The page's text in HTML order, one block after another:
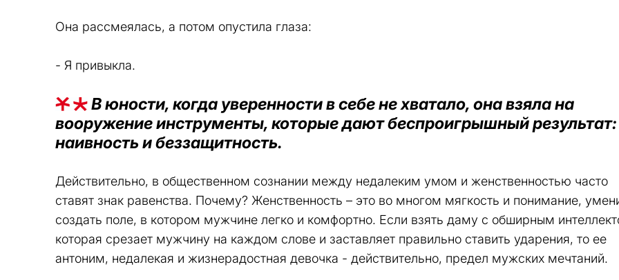
Она рассмеялась, а потом опустила глаза:
- Я привыкла.
В юности, когда уверенности в себе не хватало, она взяла на
вооружение инструменты, которые дают беспроигрышный результат:
наивность и беззащитность.
Действительно, в общественном сознании между недалеким умом и женственностью часто
ставят знак равенства. Почему? Женственность – это во многом мягкость и понимание,
создать поле, в котором мужчине легко и комфортно. Если взять даму с обширным
которая срезает мужчину на каждом слове и заставляет правильно ставить ударения, то ее
антоним, недалекая и жизнерадостная девочка - действительно, предел мужских мечтаний.